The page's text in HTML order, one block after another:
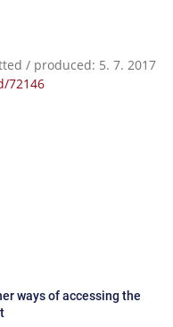
/ produced: 5. 7. 2017
72146
ways of accessing the